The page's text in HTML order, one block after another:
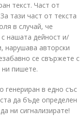
текст. Част от
тази част от текста
в случай, че
нашата дейност и/
нарушава авторски
се свържете с
пишете.
генериран в едно със
да бъде определен
ни сигнализирате!